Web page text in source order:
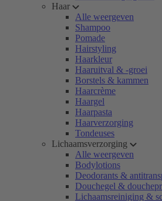
Haar
Alle weergeven
Shampoo
Pomade
Hairstyling
Haarkleur
Haaruitval & -groei
Borstels & kammen
Haarcrème
Haargel
Haarpasta
Haarverzorging
Tondeuses
Lichaamsverzorging
Alle weergeven
Bodylotions
Deodorants &
Douchegel &
Lichaamsreiniging &